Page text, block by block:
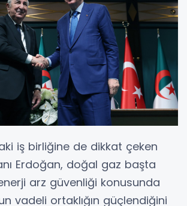
iş birliğine de dikkat çeken
Erdoğan, doğal gaz başta
arz güvenliği konusunda
vadeli ortaklığın güçlendiğini